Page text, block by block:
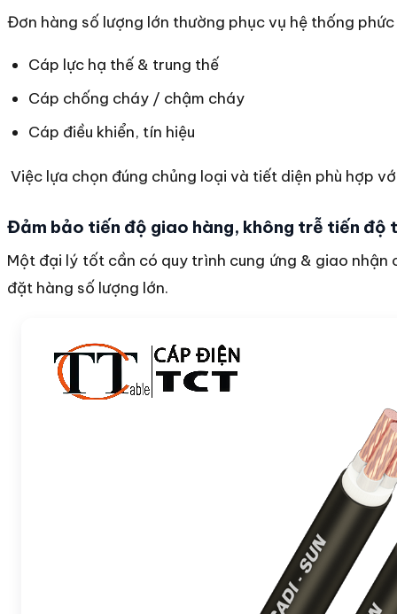
Đơn hàng số lượng lớn thường phục vụ hệ thống
Cáp lực hạ thế & trung thế
Cáp chống cháy / chậm cháy
Cáp điều khiển, tín hiệu
Việc lựa chọn đúng chủng loại và tiết diện phù hợp
Đảm bảo tiến độ giao hàng, không trễ tiến độ
Một đại lý tốt cần có quy trình cung ứng & giao
đặt hàng số lượng lớn.